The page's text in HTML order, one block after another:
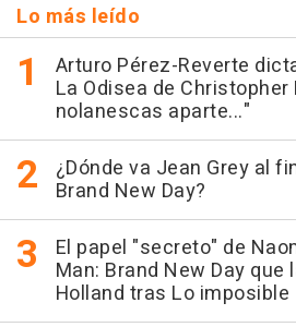
Lo más leído
Arturo Pérez-Reverte
La Odisea de
nolanescas aparte..."
¿Dónde va Jean Grey al
Brand New Day?
El papel "secreto" de
Man: Brand New Day que
Holland tras Lo imposible